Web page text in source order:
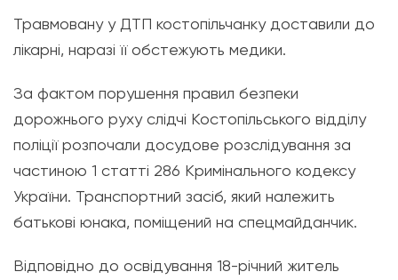
Травмовану у ДТП костопільчанку доставили до
лікарні, наразі її обстежують медики.
За фактом порушення правил безпеки
дорожнього руху слідчі Костопільського відділу
поліції розпочали досудове розслідування за
частиною 1 статті 286 Кримінального кодексу
України. Транспортний засіб, який належить
батькові юнака, поміщений на спецмайданчик.
Відповідно до освідування 18-річний житель